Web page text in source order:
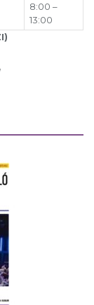
8:00 –
13:00